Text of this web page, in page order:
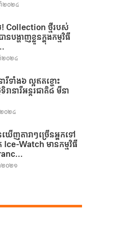
ាំ២០២៤
Collection ថ្មីរបស់
បង្ហាញខ្លួនក្នុងកម្មវិធី
ាំ២០២៤
រីទាំង៦ ល្អឥតខ្ចោះ
វានារីអន្តរជាតិ៨ មីនា
២០២៤
ើញតារាៗច្រើនអ្នកទៅ
Watch មានកម្មវិធី
ាំ២០២១